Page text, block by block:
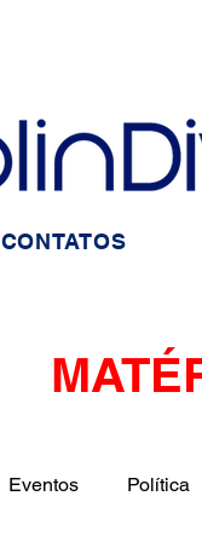
Eventos Política
CONTATOS